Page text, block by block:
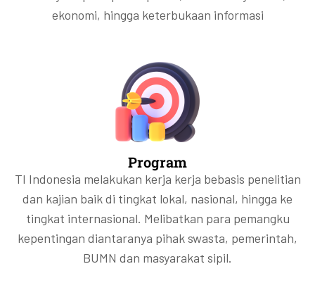
ekonomi, hingga keterbukaan informasi
Program
TI Indonesia melakukan kerja kerja bebasis penelitian
dan kajian baik di tingkat lokal, nasional, hingga ke
tingkat internasional. Melibatkan para pemangku
kepentingan diantaranya pihak swasta, pemerintah,
BUMN dan masyarakat sipil.